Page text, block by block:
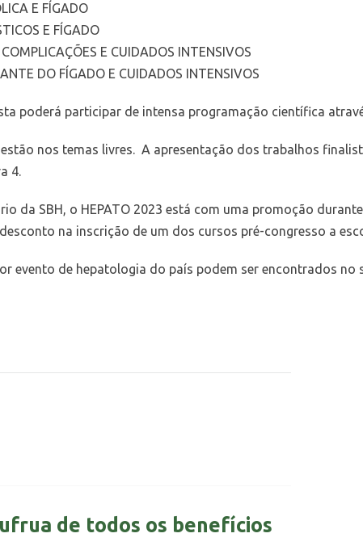
E FÍGADO
E FÍGADO
E CUIDADOS INTENSIVOS
DO FÍGADO E CUIDADOS INTENSIVOS
poderá participar de intensa programação científica
nos temas livres. A apresentação dos trabalhos
4.
da SBH, o HEPATO 2023 está com uma promoção
na inscrição de um dos cursos pré-congresso a
evento de hepatologia do país podem ser encontrados no
de todos os benefícios